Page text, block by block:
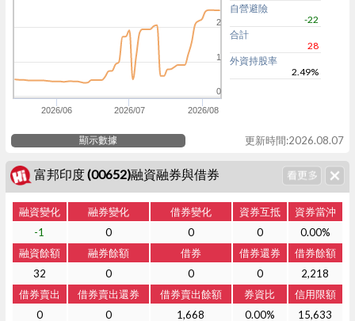
2026/06 2026/07 2026/08
0
1
2
自營避險
-22
合計
28
外資持股率
2.49%
顯示數據 更新時間:2026.08.07
富邦印度 (00652)融資融券與借券
融資變化 融券變化 借券變化 資券互抵
資券當沖
-1
0 0 0
0.00%
融資餘額
融券餘額 借券 借券還券
借券餘額
32
0 0 0
2,218
借券賣出
借券賣出還券 借券賣出餘額 券資比
信用限額
0
0 1,668 0.00% 15,633